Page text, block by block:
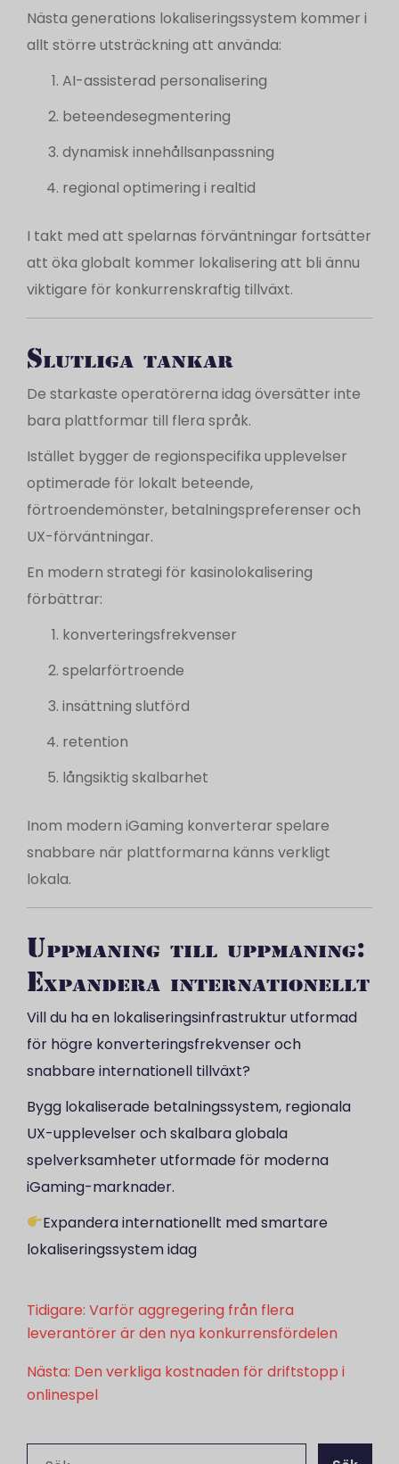
Nästa generations lokaliseringssystem kommer i
allt större utsträckning att använda:
AI-assisterad personalisering
beteendesegmentering
dynamisk innehållsanpassning
regional optimering i realtid
I takt med att spelarnas förväntningar fortsätter
att öka globalt kommer lokalisering att bli ännu
viktigare för konkurrenskraftig tillväxt.
Slutliga tankar
De starkaste operatörerna idag översätter inte
bara plattformar till flera språk.
Istället bygger de regionspecifika upplevelser
optimerade för lokalt beteende,
förtroendemönster, betalningspreferenser och
UX-förväntningar.
En modern strategi för kasinolokalisering
förbättrar:
konverteringsfrekvenser
spelarförtroende
insättning slutförd
retention
långsiktig skalbarhet
Inom modern iGaming konverterar spelare
snabbare när plattformarna känns verkligt
lokala.
Uppmaning till uppmaning:
Expandera internationellt
Vill du ha en lokaliseringsinfrastruktur utformad
för högre konverteringsfrekvenser och
snabbare internationell tillväxt?
Bygg lokaliserade betalningssystem, regionala
UX-upplevelser och skalbara globala
spelverksamheter utformade för moderna
iGaming-marknader.
Expandera internationellt med smartare
lokaliseringssystem idag
Inläggsnavigering
Tidigare: Varför aggregering från flera
leverantörer är den nya konkurrensfördelen
Nästa: Den verkliga kostnaden för driftstopp i
onlinespel